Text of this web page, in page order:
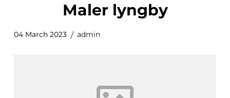
maler lyngby
04 March 2023 admin